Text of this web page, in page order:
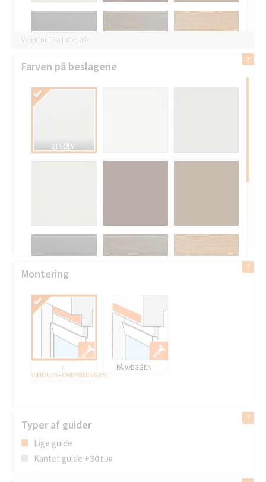
Valgt [nu] fra [alle] alle
Farven på beslagene
01 SØLV
Montering
I
VINDUESFORDYBNINGEN
PÅ VÆGGEN
Typer af guider
Lige guide
Kantet guide +30 EUR